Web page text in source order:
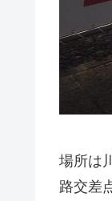
場所は
路交差